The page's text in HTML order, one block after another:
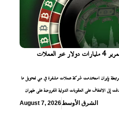
شبكة مقامرة مرتبطة بإيران متهمة بتمرير 4 مليارات دولار عبر العملات
بإيران استخدمت شركة عملات مشفرة في دبي لتحويل ما
August 7, 2026الشرق الأوسط